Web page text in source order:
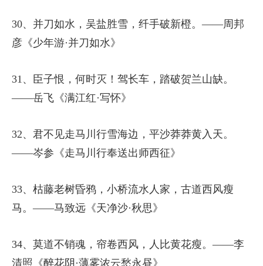
30、并刀如水，吴盐胜雪，纤手破新橙。——周邦
彦《少年游·并刀如水》
31、臣子恨，何时灭！驾长车，踏破贺兰山缺。
——岳飞《满江红·写怀》
32、君不见走马川行雪海边，平沙莽莽黄入天。
——岑参《走马川行奉送出师西征》
33、枯藤老树昏鸦，小桥流水人家，古道西风瘦
马。——马致远《天净沙·秋思》
34、莫道不销魂，帘卷西风，人比黄花瘦。——李
清照《醉花阴·薄雾浓云愁永昼》